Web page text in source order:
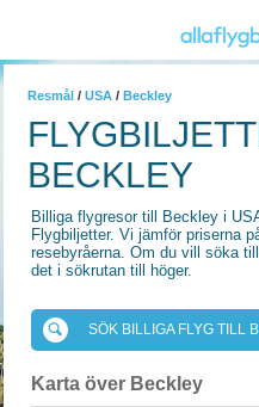
Resmål / USA / Beckley
BECKLEY
Billiga flygresor till Beckley i
Flygbiljetter. Vi jämför priserna
resebyråerna. Om du vill söka
det i sökrutan till höger.
SÖK BILLIGA FLYG TILL
Karta över Beckley